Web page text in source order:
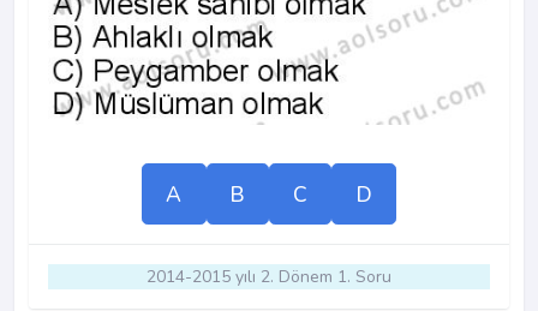
A B C D
2014-2015 yılı 2. Dönem 1. Soru